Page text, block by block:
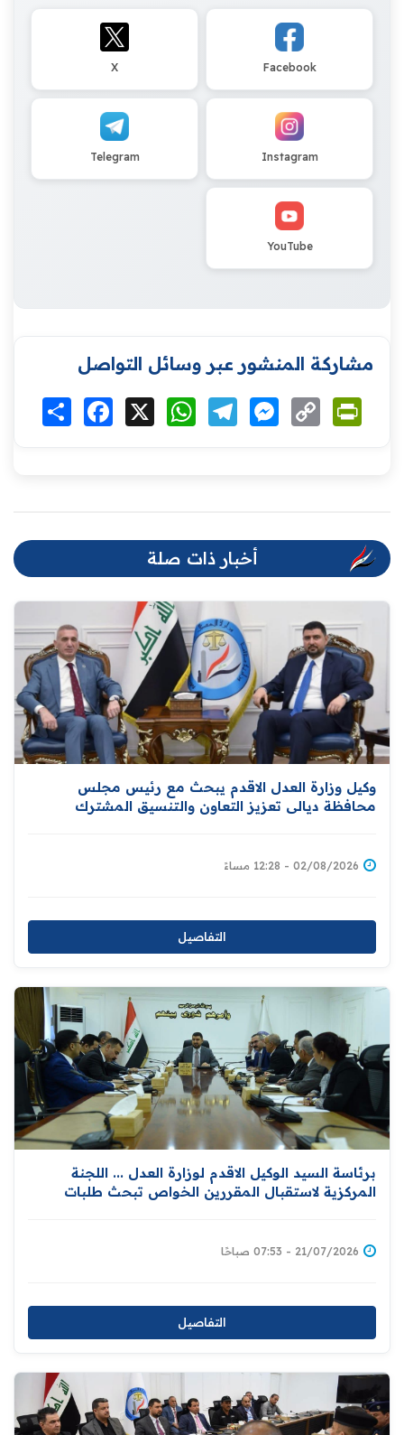
Facebook
X
Instagram
Telegram
YouTube
مشاركة المنشور عبر وسائل التواصل
انشر Facebook WhatsAppTelegramMessenger
Copy
Link
أخبار ذات صلة
وكيل وزارة العدل الاقدم يبحث مع رئيس مجلس
محافظة ديالى تعزيز التعاون والتنسيق المشترك
02/08/2026 - 12:28 مساءً
التفاصيل
برئاسة السيد الوكيل الاقدم لوزارة العدل ... اللجنة
المركزية لاستقبال المقررين الخواص تبحث طلبات
21/07/2026 - 07:53 صباحًا
التفاصيل